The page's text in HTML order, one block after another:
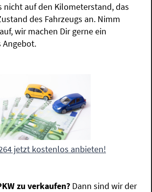
nicht auf den Kilometerstand, das
des Fahrzeugs an. Nimm
wir machen Dir gerne ein
Angebot.
jetzt kostenlos anbieten!
zu verkaufen? Dann sind wir der